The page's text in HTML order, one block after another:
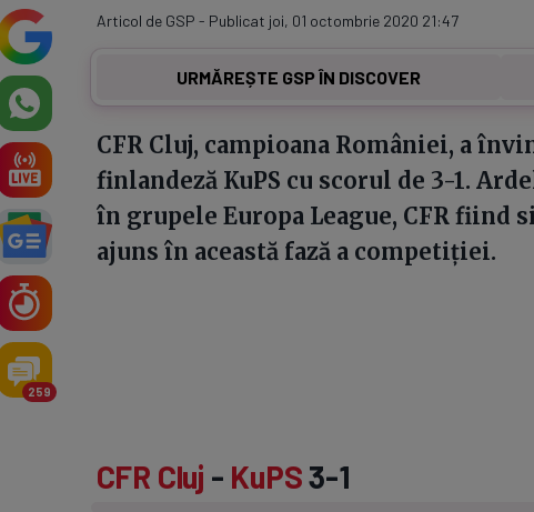
259
Articol de GSP - Publicat joi, 01 octombrie 2020 21:47
URMĂREȘTE GSP ÎN DISCOVER
CFR Cluj, campioana României, a
finlandeză KuPS cu scorul de 3-1.
în grupele Europa League, CFR fiind
ajuns în această fază a competiției.
CFR Cluj - KuPS3-1